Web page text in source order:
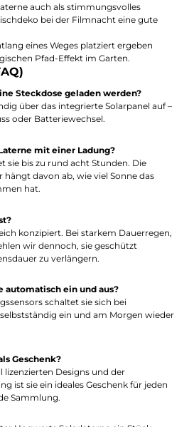
auch als stimmungsvolles
bei der Filmnacht eine gute
eines Weges platziert ergeben
Pfad-Effekt im Garten.
Steckdose geladen werden?
über das integrierte Solarpanel auf –
oder Batteriewechsel.
mit einer Ladung?
sie bis zu rund acht Stunden. Die
davon ab, wie viel Sonne das
hat.
konzipiert. Bei starkem Dauerregen,
wir dennoch, sie geschützt
zu verlängern.
automatisch ein und aus?
schaltet sie sich bei
ein und am Morgen wieder
Geschenk?
lizenzierten Designs und der
ist sie ein ideales Geschenk für jeden
Sammlung.